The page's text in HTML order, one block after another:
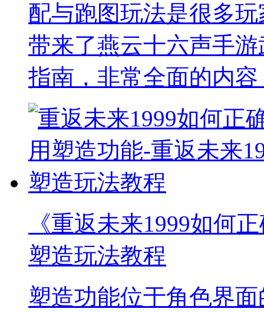
配与跑图玩法是很多
带来了燕云十六声手
指南，非常全面的内
《重返未来1999如何
塑造玩法教程
塑造功能位于角色界